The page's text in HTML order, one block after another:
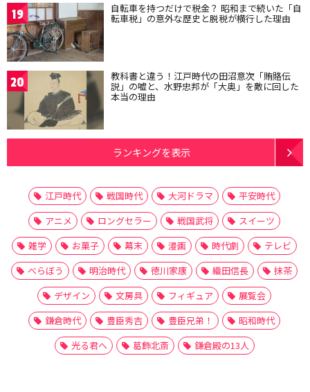
19 自転車を持つだけで税金？ 昭和まで続いた「自
転車税」の意外な歴史と脱税が横行した理由
20 教科書と違う！江戸時代の田沼意次「賄賂伝
説」の嘘と、水野忠邦が「大奥」を敵に回した
本当の理由
ランキングを表示
江戸時代 戦国時代 大河ドラマ
平安時代
アニメ
ロングセラー 戦国武将
スイーツ
雑学
お菓子 幕末 漫画 時代劇
テレビ
べらぼう
明治時代 徳川家康 織田信長
抹茶
デザイン
文房具 フィギュア
展覧会
鎌倉時代
豊臣秀吉 豊臣兄弟！
昭和時代
光る君へ
葛飾北斎 鎌倉殿の13人